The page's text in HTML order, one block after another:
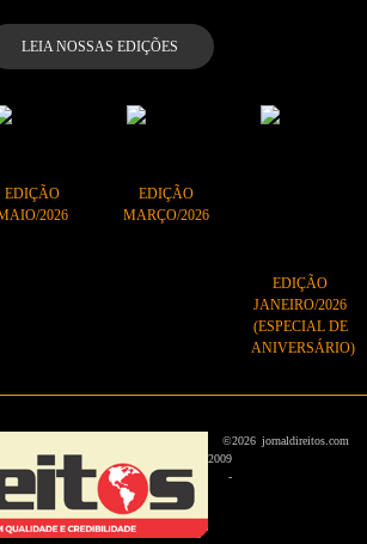
LEIA NOSSAS EDIÇÕES
EDIÇÃO
2026
EDIÇÃO
MARÇO/2026
EDIÇÃO
JANEIRO/2026
(ESPECIAL DE
ANIVERSÁRIO)
©
2009
-
2026 jornaldireitos.com